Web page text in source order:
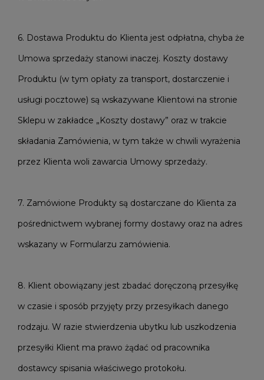
6. Dostawa Produktu do Klienta jest odpłatna, chyba że
Umowa sprzedaży stanowi inaczej. Koszty dostawy
Produktu (w tym opłaty za transport, dostarczenie i
usługi pocztowe) są wskazywane Klientowi na stronie
Sklepu w zakładce „Koszty dostawy” oraz w trakcie
składania Zamówienia, w tym także w chwili wyrażenia
przez Klienta woli zawarcia Umowy sprzedaży.
7. Zamówione Produkty są dostarczane do Klienta za
pośrednictwem wybranej formy dostawy oraz na adres
wskazany w Formularzu zamówienia.
8. Klient obowiązany jest zbadać doręczoną przesyłkę
w czasie i sposób przyjęty przy przesyłkach danego
rodzaju. W razie stwierdzenia ubytku lub uszkodzenia
przesyłki Klient ma prawo żądać od pracownika
dostawcy spisania właściwego protokołu.